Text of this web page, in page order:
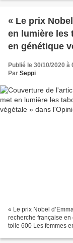
« Le prix
en lumière les
en génétique
Publié le 30/10/2020 à
Par Seppi
« Le prix Nobel
recherche française
toile 600 Les femmes